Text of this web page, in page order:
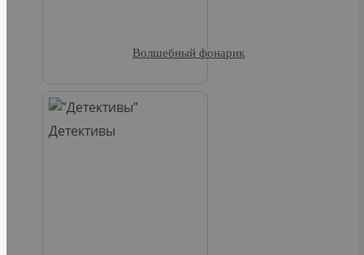
Детективы
Волшебный фонарик